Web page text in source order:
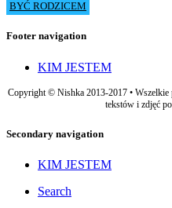
BYĆ RODZICEM
Footer navigation
KIM JESTEM
Copyright © Nishka 2013-2017 • Wszelkie
tekstów i zdjęć
Secondary navigation
KIM JESTEM
Search